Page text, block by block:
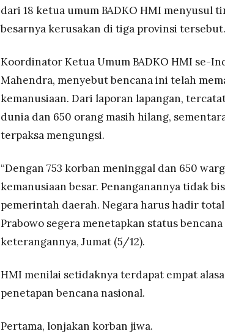
kementerian terkait dapat turun dengan
dari 18 ketua umum BADKO HMI menyusul
besarnya kerusakan di tiga provinsi tersebut.
Koordinator Ketua Umum BADKO HMI se-
Mahendra, menyebut bencana ini telah
kemanusiaan. Dari laporan lapangan,
dunia dan 650 orang masih hilang,
terpaksa mengungsi.
“Dengan 753 korban meninggal dan 650
kemanusiaan besar. Penanganannya tidak
pemerintah daerah. Negara harus hadir
Prabowo segera menetapkan status
keterangannya, Jumat (5/12).
HMI menilai setidaknya terdapat empat
penetapan bencana nasional.
Pertama, lonjakan korban jiwa.